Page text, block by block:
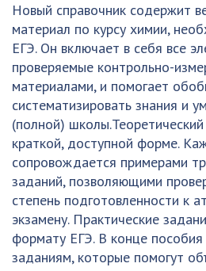
Новый справочник содержит
материал по курсу химии,
ЕГЭ. Он включает в себя все
проверяемые контрольно-
материалами, и помогает
систематизировать знания и
(полной)
краткой, доступной форме.
сопровождается примерами
заданий, позволяющими
степень подготовленности к
экзамену. Практические
формату ЕГЭ. В конце
заданиям, которые помогут